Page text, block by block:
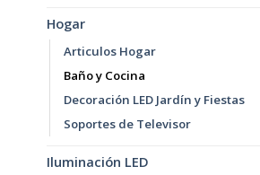
Hogar
Articulos Hogar
Baño y Cocina
Decoración LED Jardín y Fiestas
Soportes de Televisor
Iluminación LED